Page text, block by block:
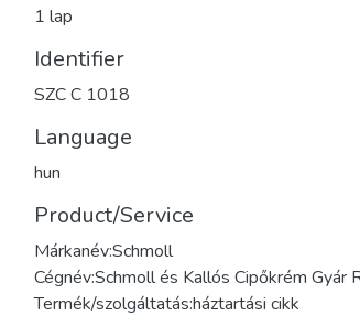
1 lap
Identifier
SZC C 1018
Language
hun
Product/Service
Márkanév:Schmoll
Cégnév:Schmoll és Kallós Cipőkrém Gyár
Termék/szolgáltatás:háztartási cikk